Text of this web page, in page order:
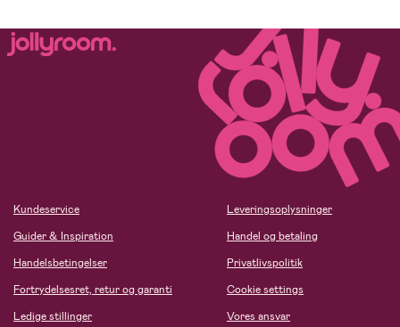
Kundeservice
Guider & Inspiration
Handelsbetingelser
Fortrydelsesret, retur og garanti
Ledige stillinger
Leveringsoplysninger
Handel og betaling
Privatlivspolitik
Cookie settings
Vores ansvar